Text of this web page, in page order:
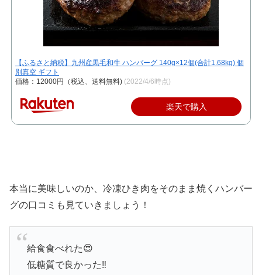
【ふるさと納税】九州産黒毛和牛 ハンバーグ 140g×12個(合計1.68kg) 個
別真空 ギフト
価格：12000円（税込、送料無料) (2022/4/6時点)
楽天で購入
本当に美味しいのか、冷凍ひき肉をそのまま焼くハンバー
グの口コミも見ていきましょう！
給食食べれた😍
低糖質で良かった‼️